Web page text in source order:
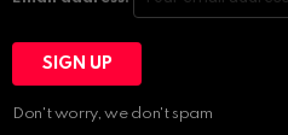
Don't worry, we don't spam